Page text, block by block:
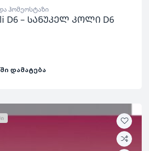
ჰომეოსტაზი
D6 – სანუკელ კოლი D6
ᲓᲐᲛᲐᲢᲔᲑᲐ